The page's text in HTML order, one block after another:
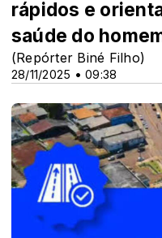
28/11/2025 • 09:38
rápidos e
saúde do
(Repórter Biné Filho)